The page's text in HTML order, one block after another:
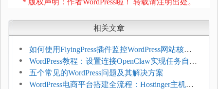
* 版权声明：作者WordPress啦！ 转载请注明出处。
相关文章
如何使用FlyingPress插件监控WordPress网站核心
网页指标（CWV）
WordPress教程：设置连接OpenClaw实现任务自动
化
五个常见的WordPress问题及其解决方案
WordPress电商平台搭建全流程：Hostinger主机一